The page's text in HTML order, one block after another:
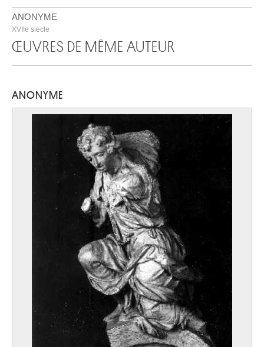
ANONYME
XVIIe siècle
ŒUVRES DE MÊME AUTEUR
ANONYME